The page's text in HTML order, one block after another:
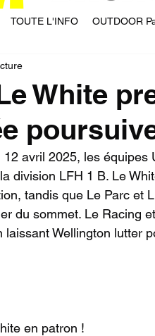
TOUTE L'INFO OUTDOOR
White
avril 2025, les équipes
division LFH 1 B. Le
tandis que Le Parc et
du sommet. Le Racing
Wellington lutter
en patron !